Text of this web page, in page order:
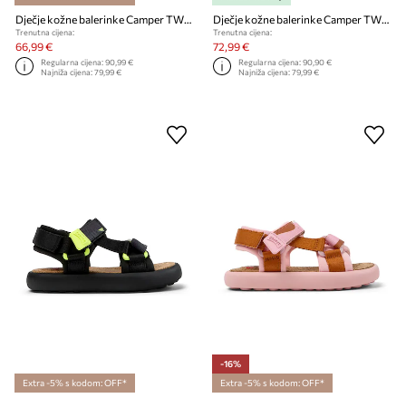
Trenutna cijena:
66,99 €
Regularna cijena:90,99 €
Najniža cijena:79,99 €
Trenutna cijena:
72,99 €
Regularna cijena:90,90 €
Najniža cijena:79,99 €
Extra -5% s kodom: OFF*
-16%
Extra -5% s kodom: OFF*